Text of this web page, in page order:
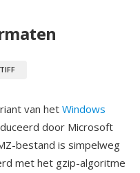
TIFF
van het Windows
door Microsoft
bestand is simpelweg
met het gzip-algoritme